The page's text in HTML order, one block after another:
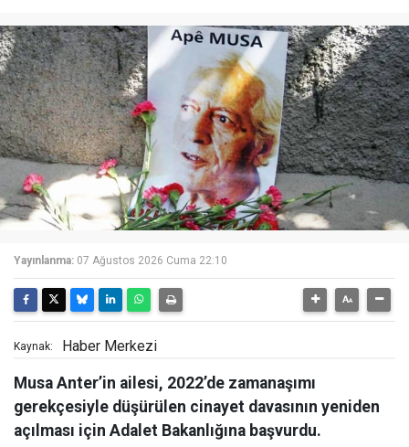
Yayınlanma: 07 Ağustos 2026 Cuma 22:10
Kaynak: Haber Merkezi
Musa Anter’in ailesi, 2022’de zamanaşımı
gerekçesiyle düşürülen cinayet davasının yeniden
açılması için Adalet Bakanlığına başvurdu.